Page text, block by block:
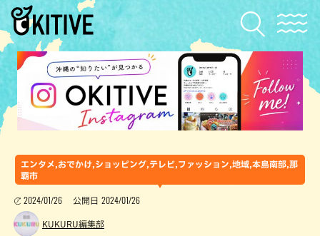
エンタメ,おでかけ,ショッピング,テレビ,ファッション,地域,本島南部,那
覇市
2024/01/26 公開日 2024/01/26
KUKURU編集部